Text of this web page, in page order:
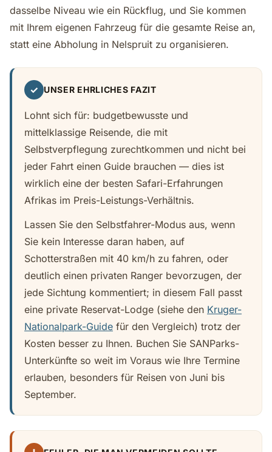
dasselbe Niveau wie ein Rückflug, und Sie kommen
mit Ihrem eigenen Fahrzeug für die gesamte Reise an,
statt eine Abholung in Nelspruit zu organisieren.
✓ UNSER EHRLICHES FAZIT
Lohnt sich für: budgetbewusste und
mittelklassige Reisende, die mit
Selbstverpflegung zurechtkommen und nicht bei
jeder Fahrt einen Guide brauchen — dies ist
wirklich eine der besten Safari-Erfahrungen
Afrikas im Preis-Leistungs-Verhältnis.
Lassen Sie den Selbstfahrer-Modus aus, wenn
Sie kein Interesse daran haben, auf
Schotterstraßen mit 40 km/h zu fahren, oder
deutlich einen privaten Ranger bevorzugen, der
jede Sichtung kommentiert; in diesem Fall passt
eine private Reservat-Lodge (siehe den Kruger-
Nationalpark-Guide für den Vergleich) trotz der
Kosten besser zu Ihnen. Buchen Sie SANParks-
Unterkünfte so weit im Voraus wie Ihre Termine
erlauben, besonders für Reisen von Juni bis
September.